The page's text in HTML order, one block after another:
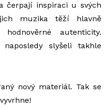
čerpají inspiraci u svých
muzika těží hlavně
autenticity.
slyšeli takhle
nový materiál. Tak se